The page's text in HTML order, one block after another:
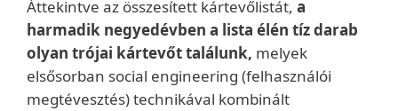
Áttekintve az összesített kártevőlistát, a
harmadik negyedévben a lista élén tíz darab
olyan trójai kártevőt találunk, melyek
elsősorban social engineering (felhasználói
megtévesztés) technikával kombinált